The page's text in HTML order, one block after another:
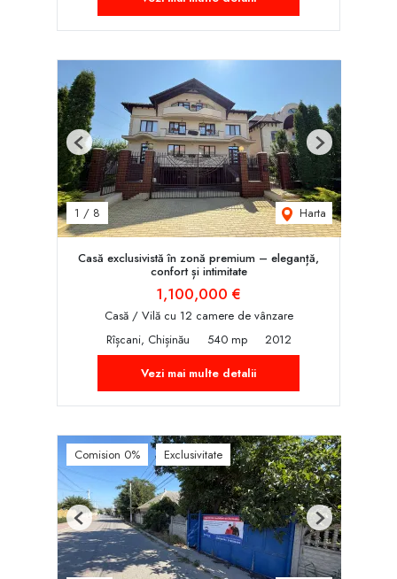
1 / 8 Harta
Previous Next
Casă exclusivistă în zonă premium – eleganță,
confort și intimitate
1,100,000 €
Casă / Vilă cu 12 camere de vânzare
Rîșcani, Chișinău
540 mp
2012
Vezi mai multe detalii
Comision 0% Exclusivitate
Previous Next